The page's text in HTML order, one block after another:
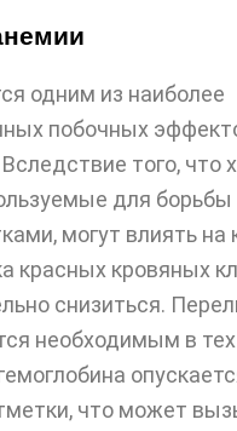
одним из наиболее
побочных
того, что
для борьбы
могут влиять на
красных кровяных
снизиться.
необходимым в тех
что может